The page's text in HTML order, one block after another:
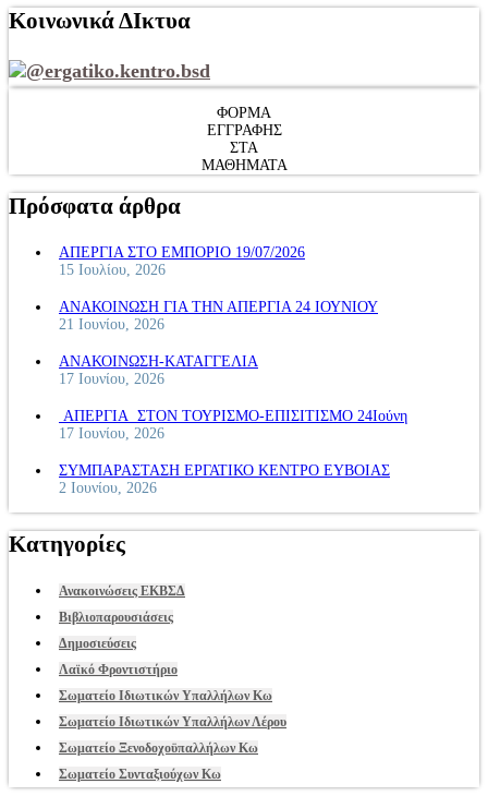
Κοινωνικά ΔΙκτυα
@ergatiko.kentro.bsd
ΦΟΡΜΑ
ΕΓΓΡΑΦΗΣ
ΣΤΑ
ΜΑΘΗΜΑΤΑ
Πρόσφατα άρθρα
ΑΠΕΡΓΙΑ ΣΤΟ ΕΜΠΟΡΙΟ 19/07/2026
15 Ιουλίου, 2026
ΑΝΑΚΟΙΝΩΣΗ ΓΙΑ ΤΗΝ ΑΠΕΡΓΙΑ 24 ΙΟΥΝΙΟΥ
21 Ιουνίου, 2026
ΑΝΑΚΟΙΝΩΣΗ-ΚΑΤΑΓΓΕΛΙΑ
17 Ιουνίου, 2026
ΑΠΕΡΓΙΑ ΣΤΟΝ ΤΟΥΡΙΣΜΟ-ΕΠΙΣΙΤΙΣΜΟ 24Ιούνη
17 Ιουνίου, 2026
ΣΥΜΠΑΡΑΣΤΑΣΗ ΕΡΓΑΤΙΚΟ ΚΕΝΤΡΟ ΕΥΒΟΙΑΣ
2 Ιουνίου, 2026
Κατηγορίες
Ανακοινώσεις ΕΚΒΣΔ
Βιβλιοπαρουσιάσεις
Δημοσιεύσεις
Λαϊκό Φροντιστήριο
Σωματείο Ιδιωτικών Υπαλλήλων Κω
Σωματείο Ιδιωτικών Υπαλλήλων Λέρου
Σωματείο Ξενοδοχοϋπαλλήλων Κω
Σωματείο Συνταξιούχων Κω